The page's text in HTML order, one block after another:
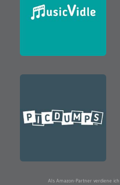
Als Amazon-Partner verdiene